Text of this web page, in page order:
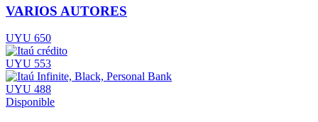
VARIOS AUTORES
UYU 650
UYU 553
UYU 488
Disponible